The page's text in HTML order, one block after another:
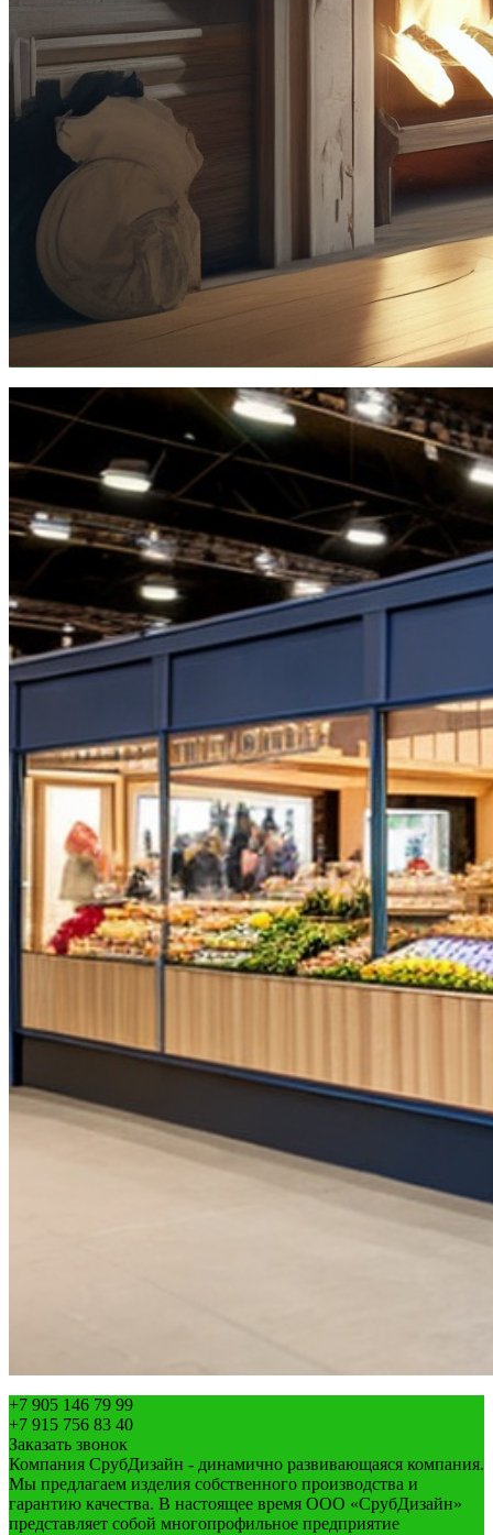
+7 905 146 79 99
+7 915 756 83 40
Заказать звонок
Компания СрубДизайн - динамично развивающаяся компания.
Мы предлагаем изделия собственного производства и
гарантию качества. В настоящее время ООО «СрубДизайн»
представляет собой многопрофильное предприятие